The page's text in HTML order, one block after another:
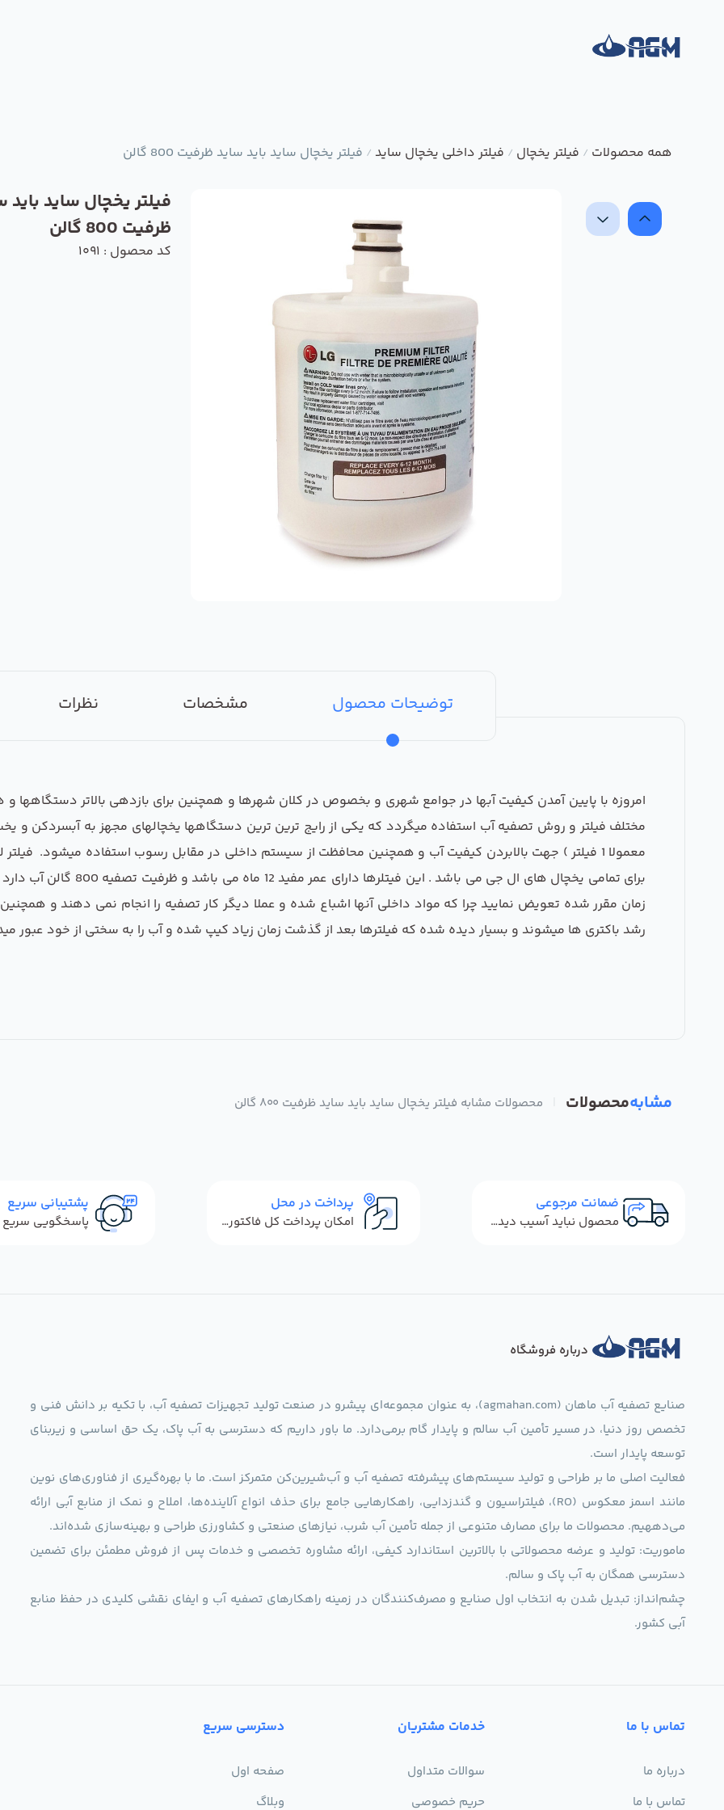
همه محصولات / فیلتر یخچال / فیلتر داخلی یخچال ساید / فیلتر یخچال ساید باید ساید ظرفیت 800 گالن
فیلتر یخچال ساید باید
ظرفیت 800 گالن
کد محصول : 1091
توضیحات محصول مشخصات نظرات
امروزه با پایین آمدن کیفیت آبها در جوامع شهری و بخصوص در کلان شهرها و همچنین برای بازدهی بالاتر دستگاهها
مختلف فیلتر و روش تصفیه آب استفاده میگردد که یکی از رایج ترین ترین دستگاهها یخچالهای مجهز به آبسردکن و
معمولا 1 فیلتر ) جهت بالابردن کیفیت آب و همچنین محافظت از سیستم داخلی در مقابل رسوب استفاده میشود.
برای تمامی یخچال های ال جی
زمان مقرر شده تعویض نمایید چرا که مواد داخلی آنها اشباع شده و عملا دیگر کار تصفیه را انجام نمی دهند و
رشد باکتری ها میشوند و بسیار دیده شده که فیلترها بعد از گذشت زمان زیاد کیپ شده و آب را به سختی از خود عبور
مشابهمحصولات محصولات مشابه فیلتر یخچال ساید باید ساید ظرفیت 800 گالن
ضمانت مرجوعی
محصول نباید آسیب دیده باشد
پرداخت در محل
امکان پرداخت کل فاکتور در محل
پشتیبانی سریع
درباره فروشگاه
صنایع تصفیه آب ماهان (agmahan.com)، به عنوان مجموعه‌ای پیشرو در صنعت تولید تجهیزات تصفیه آب، با تکیه بر دانش فنی و
تخصص روز دنیا، در مسیر تأمین آب سالم و پایدار گام برمی‌دارد. ما باور داریم که دسترسی به آب پاک، یک حق اساسی و زیربنای
توسعه پایدار است.
فعالیت اصلی ما بر طراحی و تولید سیستم‌های پیشرفته تصفیه آب و آب‌شیرین‌کن متمرکز است. ما با بهره‌گیری از فناوری‌های نوین
مانند اسمز معکوس (RO)، فیلتراسیون و گندزدایی، راهکارهایی جامع برای حذف انواع آلاینده‌ها، املاح و نمک از منابع آبی ارائه
می‌دههیم. محصولات ما برای مصارف متنوعی از جمله تأمین آب شرب، نیازهای صنعتی و کشاورزی طراحی و بهینه‌سازی شده‌اند.
ماموریت: تولید و عرضه محصولاتی با بالاترین استاندارد کیفی، ارائه مشاوره تخصصی و خدمات پس از فروش مطمئن برای تضمین
دسترسی همگان به آب پاک و سالم.
چشم‌انداز: تبدیل شدن به انتخاب اول صنایع و مصرف‌کنندگان در زمینه راهکارهای تصفیه آب و ایفای نقشی کلیدی در حفظ منابع
آبی کشور.
تماس با ما
درباره ما
تماس با ما
خدمات مشتریان
سوالات متداول
حریم خصوصی
دسترسی سریع
صفحه اول
وبلاگ